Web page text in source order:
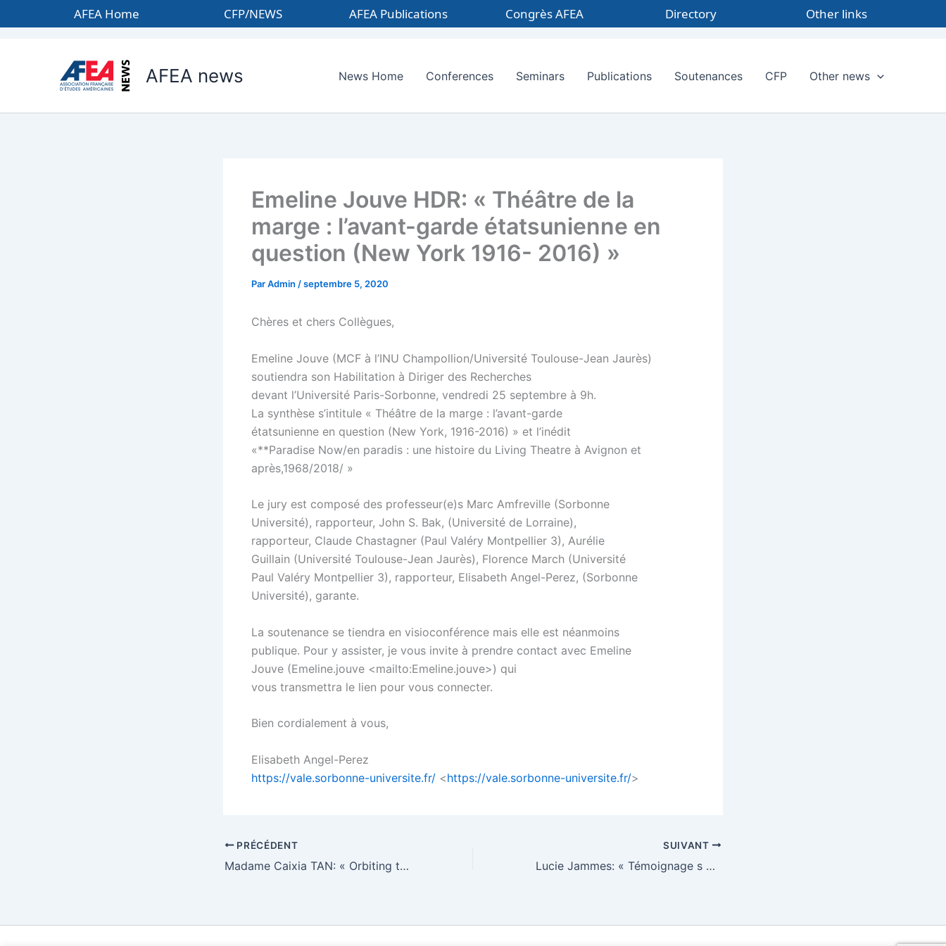
au
AFEA Home CFP/NEWS AFEA Publications Congrès AFEA Directory Other links
AFEA news News Home Conferences Seminars Publications Soutenances CFP Other news
Emeline Jouve HDR: « Théâtre de la
marge : l’avant-garde étatsunienne en
question (New York 1916- 2016) »
ParAdmin /septembre 5, 2020
Chères et chers Collègues,
Emeline Jouve (MCF à l’INU Champollion/Université Toulouse-Jean Jaurès)
soutiendra son Habilitation à Diriger des Recherches
devant l’Université Paris-Sorbonne, vendredi 25 septembre à 9h.
La synthèse s’intitule « Théâtre de la marge : l’avant-garde
étatsunienne en question (New York, 1916-2016) » et l’inédit
«**Paradise Now/en paradis : une histoire du Living Theatre à Avignon et
après,1968/2018/ »
Le jury est composé des professeur(e)s Marc Amfreville (Sorbonne
Université), rapporteur, John S. Bak, (Université de Lorraine),
rapporteur, Claude Chastagner (Paul Valéry Montpellier 3), Aurélie
Guillain (Université Toulouse-Jean Jaurès), Florence March (Université
Paul Valéry Montpellier 3), rapporteur, Elisabeth Angel-Perez, (Sorbonne
Université), garante.
La soutenance se tiendra en visioconférence mais elle est néanmoins
publique. Pour y assister, je vous invite à prendre contact avec Emeline
Jouve (Emeline.jouve <mailto:Emeline.jouve>) qui
vous transmettra le lien pour vous connecter.
Bien cordialement à vous,
Elisabeth Angel-Perez
https://vale.sorbonne-universite.fr/ <https://vale.sorbonne-universite.fr/>
PRÉCÉDENT
Madame Caixia TAN: « Orbiting the Sun: (Spot)lights and Shadows in US-China Relations Relati ve to the Solar Energy Sector (1979-2016) ».
SUIVANT
Lucie Jammes: « Témoignage s de guerre dans la littérature américaine »